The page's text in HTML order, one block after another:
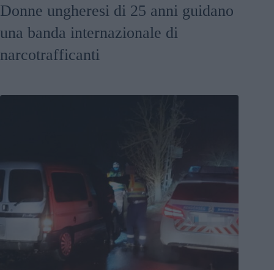
Donne ungheresi di 25 anni guidano
una banda internazionale di
narcotrafficanti